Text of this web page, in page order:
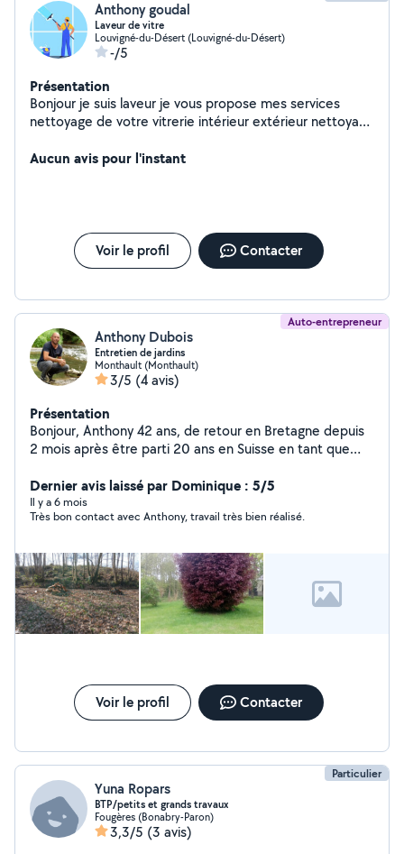
Anthony goudal
Laveur de vitre
Louvigné-du-Désert (Louvigné-du-Désert)
-/5
Présentation
Bonjour je suis laveur je vous propose mes services
nettoyage de votre vitrerie intérieur extérieur nettoyage
fenêtre et feuillure nettoyage des volets intérieur
Aucun avis pour l'instant
Voir le profil Contacter
Auto-entrepreneur
Anthony Dubois
Entretien de jardins
Monthault (Monthault)
3/5 (4 avis)
Présentation
Bonjour, Anthony 42 ans, de retour en Bretagne depuis
2 mois après être parti 20 ans en Suisse en tant que
et coach sportif. Je vous proposes mes services en
entretien extérieur, intérieur, divers bricolages et
service à la personne.
Dernier avis laissé par Dominique : 5/5
Il y a 6 mois
Très bon contact avec Anthony, travail très bien réalisé.
Voir le profil Contacter
Particulier
Yuna Ropars
BTP/petits et grands travaux
Fougères (Bonabry-Paron)
3,3/5 (3 avis)